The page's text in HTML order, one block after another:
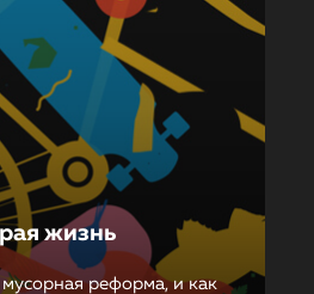
жизнь
реформа, и как